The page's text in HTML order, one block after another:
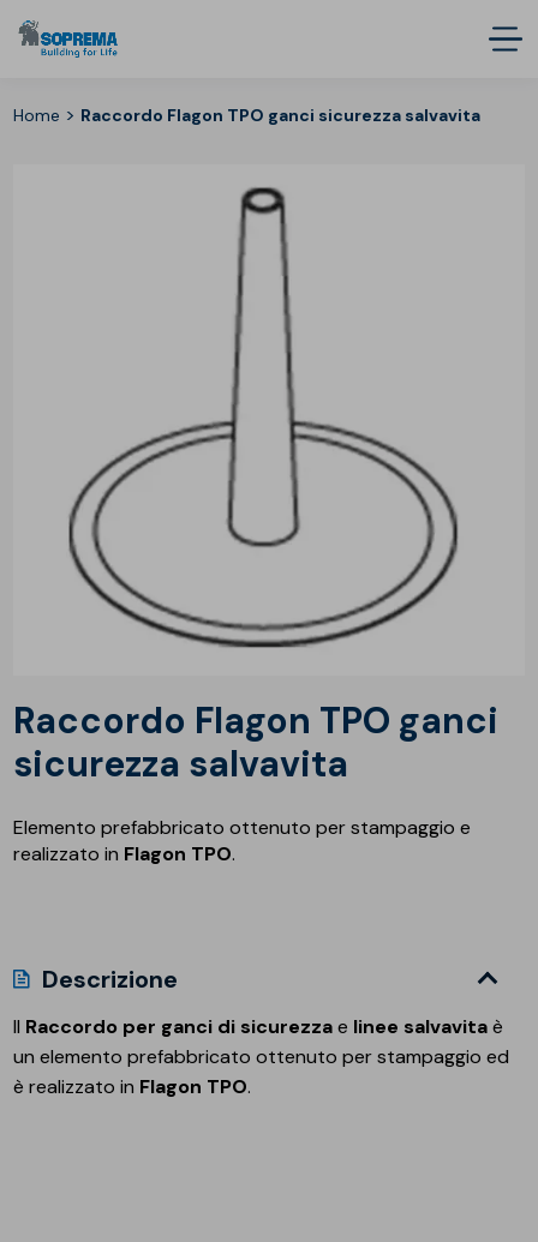
Home > Raccordo Flagon TPO ganci sicurezza salvavita
Raccordo Flagon TPO ganci
sicurezza salvavita
Elemento prefabbricato ottenuto per stampaggio e
realizzato in Flagon TPO.
Descrizione
Il Raccordo per ganci di sicurezzae linee salvavitaè
un elemento prefabbricato ottenuto per stampaggio ed
è realizzato in Flagon TPO.